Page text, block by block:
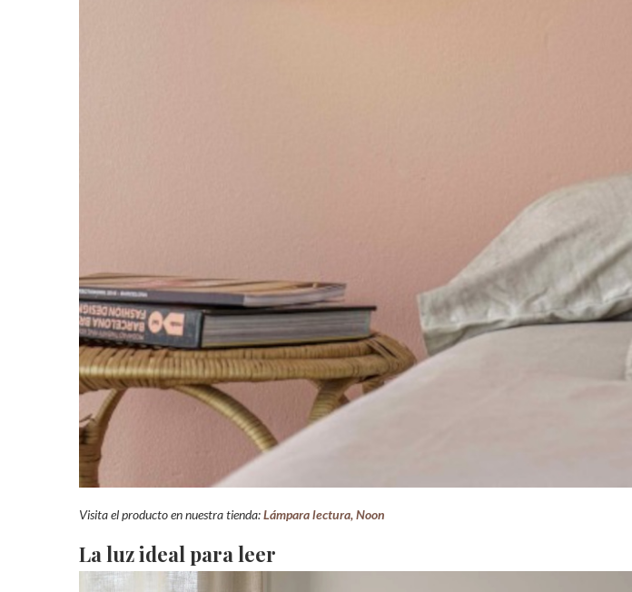
Visita el producto en nuestra tienda:Lámpara lectura, Noon
La luz ideal para leer